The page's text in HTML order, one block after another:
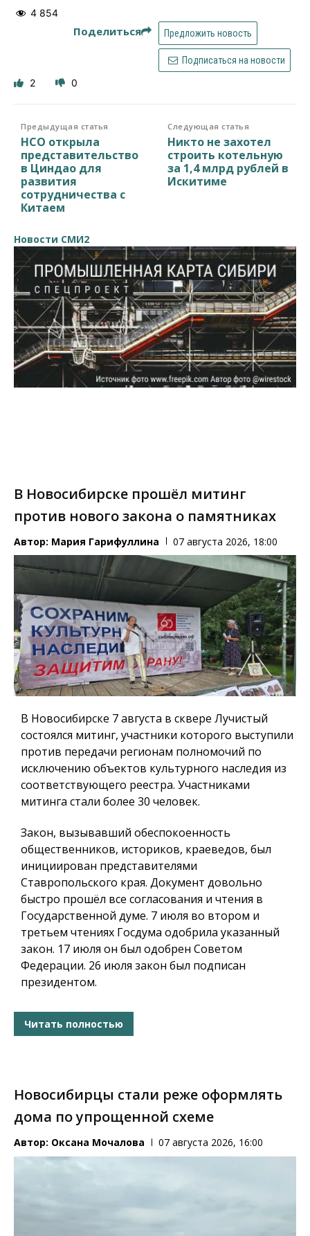
4 854
Поделиться Предложить новость
Подписаться на новости
2 0
Предыдущая статья
НСО открыла
представительство
в Циндао для
развития
сотрудничества с
Китаем
Следующая статья
Никто не захотел
строить котельную
за 1,4 млрд рублей в
Искитиме
Новости СМИ2
В Новосибирске прошёл митинг
против нового закона о памятниках
Автор: Мария Гарифуллина 07 августа 2026, 18:00
В Новосибирске 7 августа в сквере Лучистый
состоялся митинг, участники которого выступили
против передачи регионам полномочий по
исключению объектов культурного наследия из
соответствующего реестра. Участниками
митинга стали более 30 человек.
Закон, вызывавший обеспокоенность
общественников, историков, краеведов, был
инициирован представителями
Ставропольского края. Документ довольно
быстро прошёл все согласования и чтения в
Государственной думе. 7 июля во втором и
третьем чтениях Госдума одобрила указанный
закон. 17 июля он был одобрен Советом
Федерации. 26 июля закон был подписан
президентом.
Читать полностью
Новосибирцы стали реже оформлять
дома по упрощенной схеме
Автор: Оксана Мочалова 07 августа 2026, 16:00